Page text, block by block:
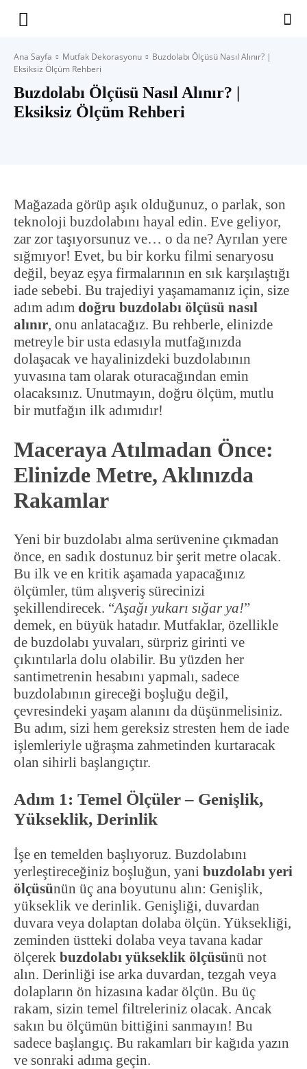
Yaşam
Ana Sayfa Mutfak Dekorasyonu
Buzdolabı Ölçüsü Nasıl Alınır? |
Eksiksiz Ölçüm Rehberi
Buzdolabı Ölçüsü Nasıl Alınır? |
Eksiksiz Ölçüm Rehberi
Mağazada görüp aşık olduğunuz, o parlak, son
teknoloji buzdolabını hayal edin. Eve geliyor,
zar zor taşıyorsunuz ve… o da ne? Ayrılan yere
sığmıyor! Evet, bu bir korku filmi senaryosu
değil, beyaz eşya firmalarının en sık karşılaştığı
iade sebebi. Bu trajediyi yaşamamanız için, size
adım adım doğru buzdolabı ölçüsü nasıl
alınır, onu anlatacağız. Bu rehberle, elinizde
metreyle bir usta edasıyla mutfağınızda
dolaşacak ve hayalinizdeki buzdolabının
yuvasına tam olarak oturacağından emin
olacaksınız. Unutmayın, doğru ölçüm, mutlu
bir mutfağın ilk adımıdır!
Maceraya Atılmadan Önce:
Elinizde Metre, Aklınızda
Rakamlar
Yeni bir buzdolabı alma serüvenine çıkmadan
önce, en sadık dostunuz bir şerit metre olacak.
Bu ilk ve en kritik aşamada yapacağınız
ölçümler, tüm alışveriş sürecinizi
şekillendirecek. “Aşağı yukarı sığar ya!”
demek, en büyük hatadır. Mutfaklar, özellikle
de buzdolabı yuvaları, sürpriz girinti ve
çıkıntılarla dolu olabilir. Bu yüzden her
santimetrenin hesabını yapmalı, sadece
buzdolabının gireceği boşluğu değil,
çevresindeki yaşam alanını da düşünmelisiniz.
Bu adım, sizi hem gereksiz stresten hem de iade
işlemleriyle uğraşma zahmetinden kurtaracak
olan sihirli başlangıçtır.
Adım 1: Temel Ölçüler – Genişlik,
Yükseklik, Derinlik
İşe en temelden başlıyoruz. Buzdolabını
yerleştireceğiniz boşluğun, yani buzdolabı yeri
ölçüsünün üç ana boyutunu alın: Genişlik,
yükseklik ve derinlik. Genişliği, duvardan
duvara veya dolaptan dolaba ölçün. Yüksekliği,
zeminden üstteki dolaba veya tavana kadar
ölçerek buzdolabı yükseklik ölçüsünü not
alın. Derinliği ise arka duvardan, tezgah veya
dolapların ön hizasına kadar ölçün. Bu üç
rakam, sizin temel filtreleriniz olacak. Ancak
sakın bu ölçümün bittiğini sanmayın! Bu
sadece başlangıç. Bu rakamları bir kağıda yazın
ve sonraki adıma geçin.